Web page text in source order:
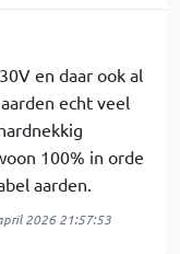
en daar ook al
echt veel
100% in orde
aarden.
2026 21:57:53